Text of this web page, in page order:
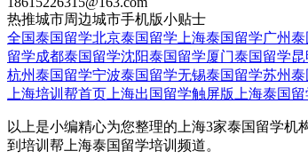
热推城市周边城市手机版小贴士
全国泰国留学北京泰国留学 上海泰国留学广州
留学成都泰国留学沈阳泰国留学厦门泰国留学
杭州泰国留学宁波泰国留学无锡泰国留学苏州
上海培训帮首页 上海出国留学触屏版 上海泰国
以上是小编精心为您整理的上海3家泰国留学
到培训帮上海泰国留学培训频道。